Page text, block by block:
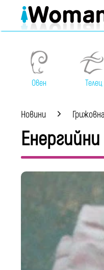
Овен Телец
Новини Грижовна